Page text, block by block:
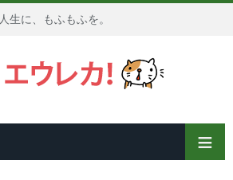
人生に、もふもふを。